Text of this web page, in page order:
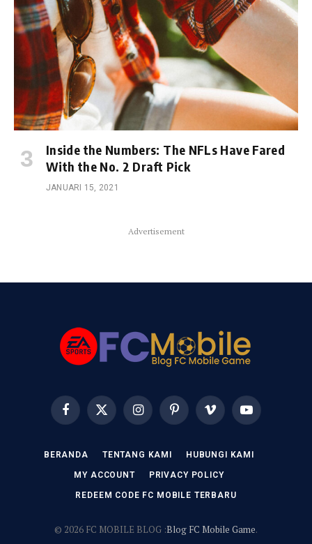
Inside the Numbers: The NFLs Have Fared
With the No. 2 Draft Pick
JANUARI 15, 2021
Advertisement
FacebookX
(Twitter)
InstagramPinterestVimeo YouTube
BERANDA TENTANG KAMI HUBUNGI KAMI
MY ACCOUNT PRIVACY POLICY
REDEEM CODE FC MOBILE TERBARU
© 2026 FC MOBILE BLOG :Blog FC Mobile Game.